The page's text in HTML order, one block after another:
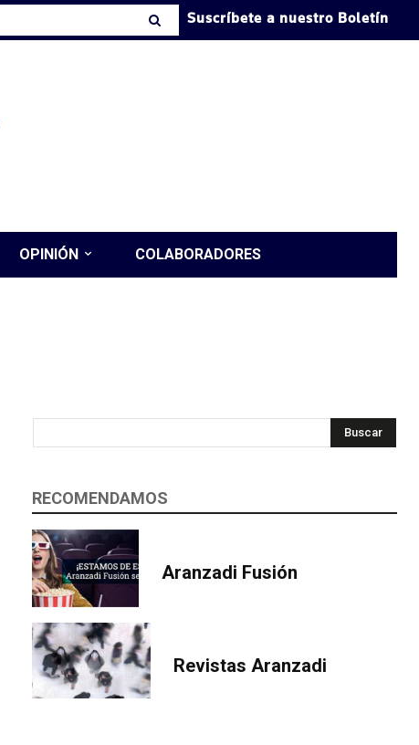
Suscríbete a nuestro Boletín
OPINIÓN COLABORADORES
Buscar
RECOMENDAMOS
Aranzadi Fusión
Revistas Aranzadi